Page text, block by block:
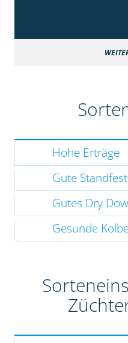
Hohe Erträge
Gute
Gutes Dry
Gesunde